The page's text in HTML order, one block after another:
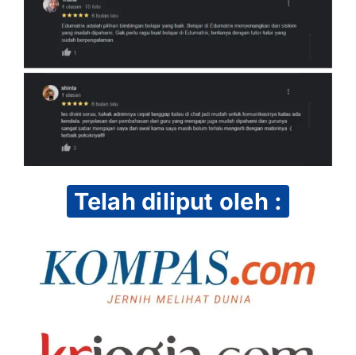
Telah diliput oleh :